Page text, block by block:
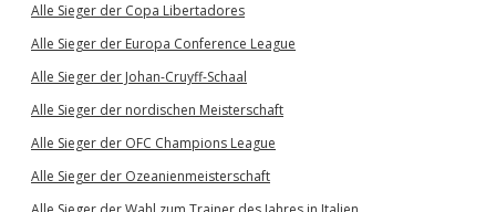
Alle Sieger der Copa Libertadores
Alle Sieger der Europa Conference League
Alle Sieger der Johan-Cruyff-Schaal
Alle Sieger der nordischen Meisterschaft
Alle Sieger der OFC Champions League
Alle Sieger der Ozeanienmeisterschaft